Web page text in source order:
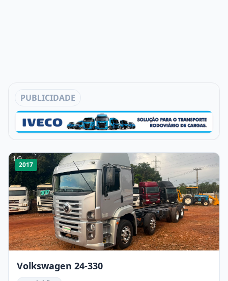
PUBLICIDADE
1/9
2017
Volkswagen 24-330